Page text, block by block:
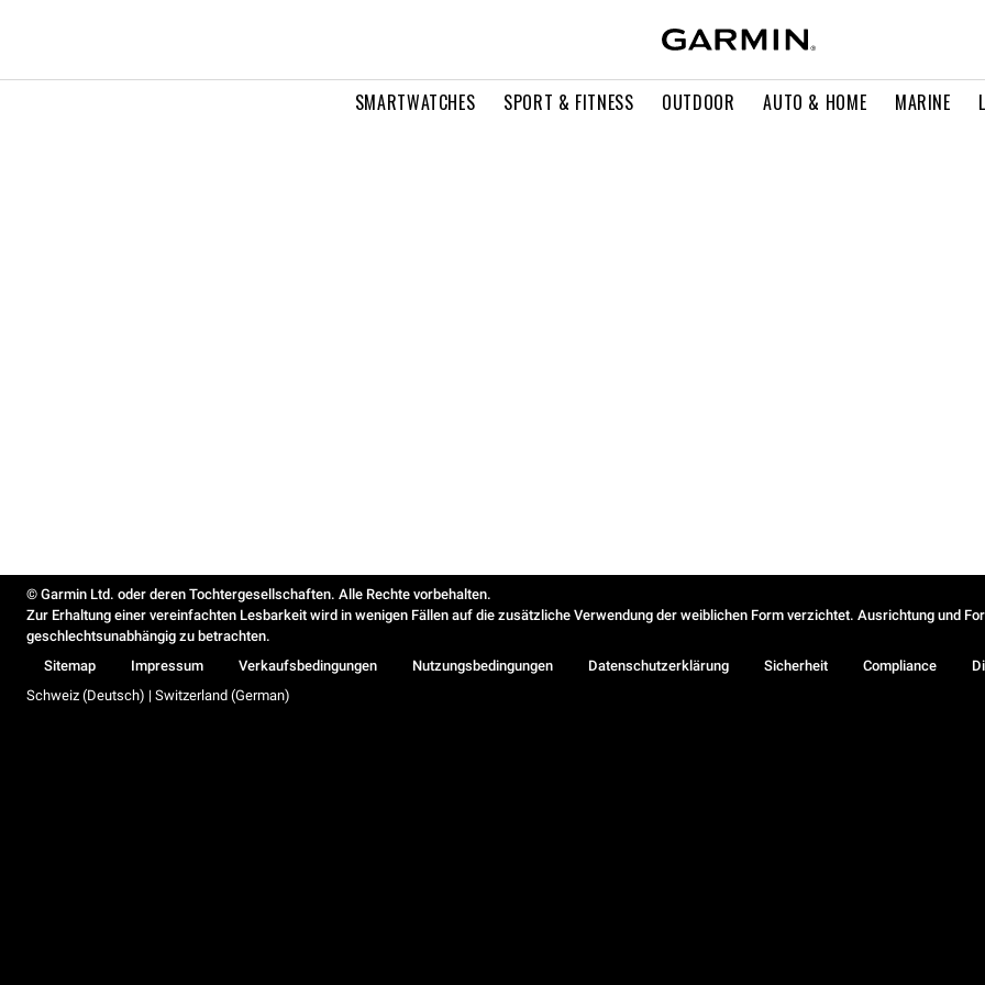
SMARTWATCHES SPORT & FITNESS OUTDOOR AUTO & HOME MARINE
© Garmin Ltd. oder deren Tochtergesellschaften. Alle Rechte vorbehalten.
Zur Erhaltung einer vereinfachten Lesbarkeit wird in wenigen Fällen auf die zusätzliche Verwendung der weiblichen Form verzichtet. Ausrichtung und
geschlechtsunabhängig zu betrachten.
Sitemap
Impressum Verkaufsbedingungen Nutzungsbedingungen Datenschutzerklärung Sicherheit Compliance
Schweiz (Deutsch) | Switzerland (German)